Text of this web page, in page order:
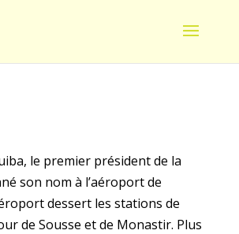
le premier président de la
son nom à l’aéroport de
dessert les stations de
de Sousse et de Monastir. Plus